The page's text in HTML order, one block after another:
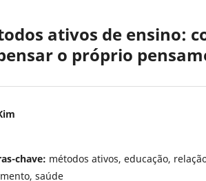
ativos de ensino:
o próprio
chave: métodos ativos, educação,
saúde